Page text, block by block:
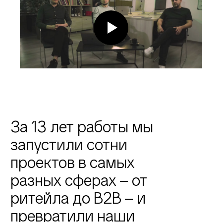
За 13 лет работы мы
запустили сотни
проектов в самых
разных сферах – от
ритейла до B2B – и
превратили наши